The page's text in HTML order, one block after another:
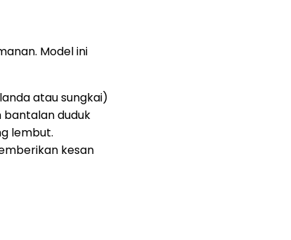
Model ini
atau sungkai)
bantalan duduk
lembut.
kesan